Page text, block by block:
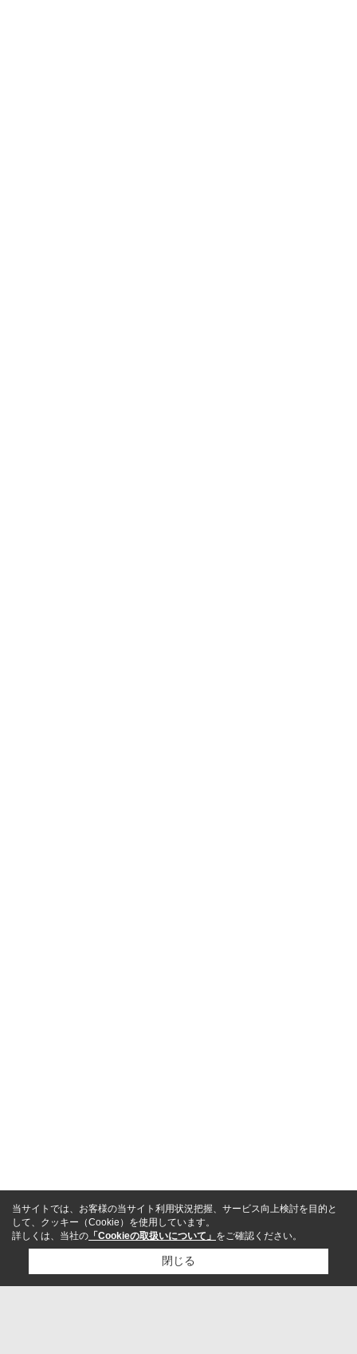
当サイトでは、お客様の当サイト利用状況把握、サービス向上検討を目的と
して、クッキー（Cookie）を使用しています。
詳しくは、当社の 「Cookieの取扱いについて」 をご確認ください。
閉じる